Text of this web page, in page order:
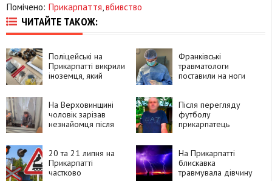
Помічено: Прикарпаття,вбивство
ЧИТАЙТЕ ТАКОЖ:
Поліцейські на
Прикарпатті викрили
іноземця, який
Telegram і збував їх
покупцям
Франківські
травматологи
поставили на ноги
операції
На Верховинщині
чоловік зарізав
незнайомця після
намагався видати
вбивство за
самогубство
Після перегляду
футболу
прикарпатець
20 та 21 липня на
Прикарпатті
частково
На Прикарпатті
блискавка
травмувала дівчину